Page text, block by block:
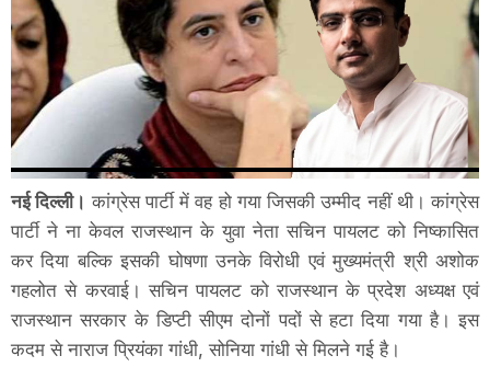
नई दिल्ली। कांग्रेस पार्टी में वह हो गया जिसकी उम्मीद नहीं थी। कांग्रेस
पार्टी ने ना केवल राजस्थान के युवा नेता सचिन पायलट को निष्कासित
कर दिया बल्कि इसकी घोषणा उनके विरोधी एवं मुख्यमंत्री श्री अशोक
गहलोत से करवाई। सचिन पायलट को राजस्थान के प्रदेश अध्यक्ष एवं
राजस्थान सरकार के डिप्टी सीएम दोनों पदों से हटा दिया गया है। इस
कदम से नाराज प्रियंका गांधी, सोनिया गांधी से मिलने गई है।